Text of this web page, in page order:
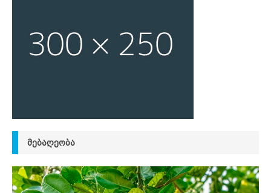
ᲛᲔᲑᲐᲦᲔᲝᲑᲐ